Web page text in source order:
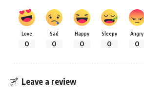
Love
0
Sad
0
Happy
0
Sleepy
0
Angry
0
Leave a review